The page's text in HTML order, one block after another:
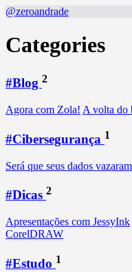
@zeroandrade
Categories
#Blog 2
Agora com Zola! A volta do
#Cibersegurança 1
Será que seus dados
#Dicas 2
Apresentações com JessyInk
CorelDRAW
#Estudo 1